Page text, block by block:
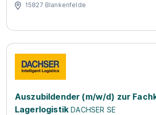
15827 Blankenfelde
Auszubildender (m/w/d) zur
Lagerlogistik DACHSER SE